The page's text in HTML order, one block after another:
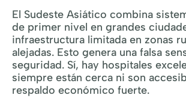
El Sudeste Asiático combina
de primer nivel en grandes
infraestructura limitada en zonas
alejadas. Esto genera una falsa
seguridad. Sí, hay hospitales
siempre están cerca ni son
respaldo económico fuerte.